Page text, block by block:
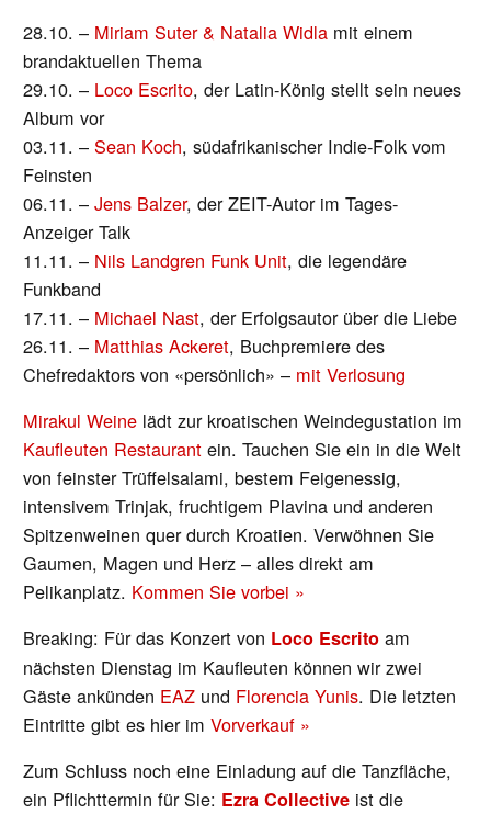
28.10. – Miriam Suter & Natalia Widla mit einem
brandaktuellen Thema
29.10. – Loco Escrito, der Latin-König stellt sein neues
Album vor
03.11. –Sean Koch, südafrikanischer Indie-Folk vom
Feinsten
06.11. –Jens Balzer, der ZEIT-Autor im Tages-
Anzeiger Talk
11.11. – Nils Landgren Funk Unit, die legendäre
Funkband
17.11. – Michael Nast, der Erfolgsautor über die Liebe
26.11. – Matthias Ackeret, Buchpremiere des
Chefredaktors von «persönlich» – mit Verlosung
Mirakul Weine lädt zur kroatischen Weindegustation im
Kaufleuten Restaurant ein. Tauchen Sie ein in die Welt
von feinster Trüffelsalami, bestem Feigenessig,
intensivem Trinjak, fruchtigem Plavina und anderen
Spitzenweinen quer durch Kroatien. Verwöhnen Sie
Gaumen, Magen und Herz – alles direkt am
Pelikanplatz. Kommen Sie vorbei »
Breaking: Für das Konzert von Loco Escrito am
nächsten Dienstag im Kaufleuten können wir zwei
Gäste ankünden EAZ und Florencia Yunis. Die letzten
Eintritte gibt es hier imVorverkauf »
Zum Schluss noch eine Einladung auf die Tanzfläche,
ein Pflichttermin für Sie: Ezra Collective ist die